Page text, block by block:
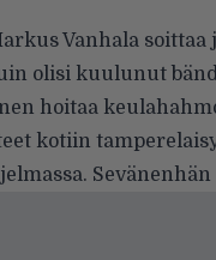
Vanhala soittaa
olisi kuulunut
hoitaa
kotiin